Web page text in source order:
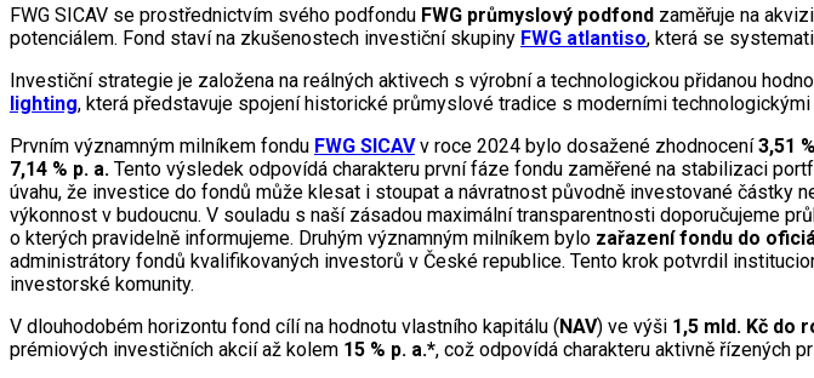
FWG SICAV se prostřednictvím svého podfondu FWG průmyslový podfond zaměřuje na
potenciálem. Fond staví na zkušenostech investiční skupiny FWG atlantiso, která se
Investiční strategie je založena na reálných aktivech s výrobní a technologickou přidanou
lighting, která představuje spojení historické průmyslové tradice s moderními technologickými
Prvním významným milníkem fondu FWG SICAVv roce 2024 bylo dosažené zhodnocení3,51
7,14 % p. a. Tento výsledek odpovídá charakteru první fáze fondu zaměřené na stabilizaci
úvahu, že investice do fondů může klesat i stoupat a návratnost původně investované částky
výkonnost v budoucnu. V souladu s naší zásadou maximální transparentnosti doporučujeme
o kterých pravidelně informujeme. Druhým významným milníkem bylo zařazení fondu do
administrátory fondů kvalifikovaných investorů v České republice. Tento krok potvrdil
investorské komunity.
V dlouhodobém horizontu fond cílí na hodnotu vlastního kapitálu (NAV) ve výši 1,5 mld. Kč do
prémiových investičních akcií až kolem 15 % p. a.*, což odpovídá charakteru aktivně řízených